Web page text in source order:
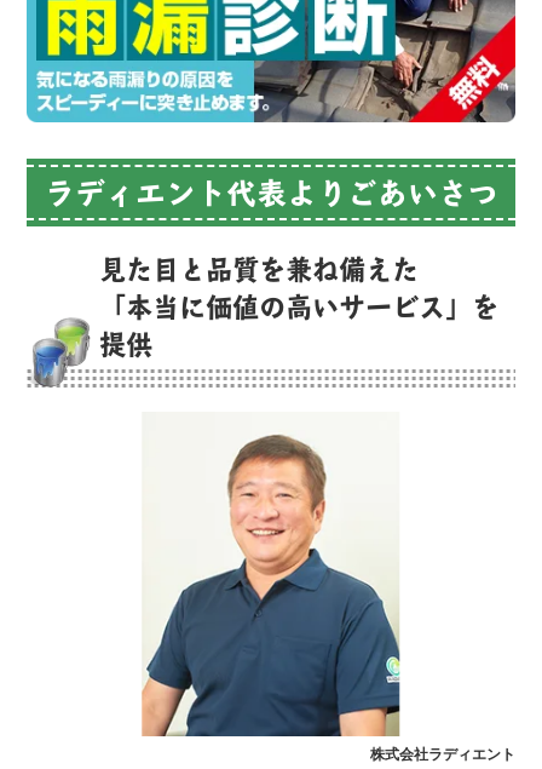
ラディエント代表よりごあいさつ
見た目と品質を兼ね備えた
「本当に価値の高いサービス」を
提供
株式会社ラディエント